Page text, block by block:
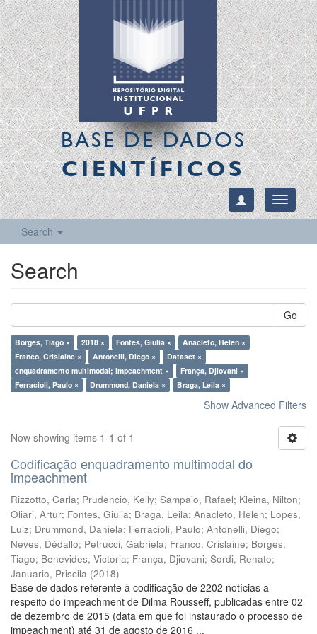
BASE DE DADOS
CIENTÍFICOS
Toggle
Search
Search
Go
Borges, Tiago × 2018 × Fontes, Giulia ×
Anacleto, Helen ×
Franco, Crislaine ×
Antonelli, Diego ×
Dataset ×
enquadramento multimodal; impeachment ×
França, Djiovani ×
Ferracioli, Paulo ×
Drummond, Daniela × Braga, Leila ×
Show Advanced Filters
Now showing items 1-1 of 1
Codificação enquadramento multimodal do
impeachment
Rizzotto, Carla; Prudencio, Kelly; Sampaio, Rafael; Kleina, Nilton;
Oliari, Artur; Fontes, Giulia; Braga, Leila; Anacleto, Helen; Lopes,
Luiz; Drummond, Daniela; Ferracioli, Paulo; Antonelli, Diego;
Neves, Dédallo; Petrucci, Gabriela; Franco, Crislaine; Borges,
Tiago; Benevides, Victoria; França, Djiovani; Sordi, Renato;
Januario, Priscila (2018)
Base de dados referente à codificação de 2202 notícias a
respeito do impeachment de Dilma Rousseff, publicadas entre 02
de dezembro de 2015 (data em que foi instaurado o processo de
impeachment) até 31 de agosto de 2016 ...